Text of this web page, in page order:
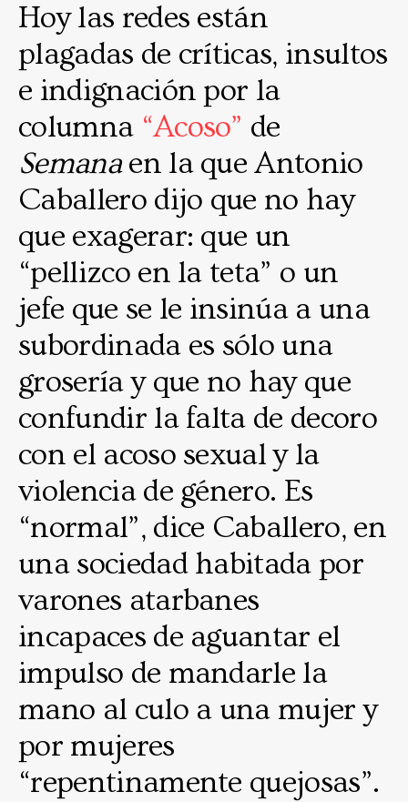
Hoy las redes están
plagadas de críticas, insultos
e indignación por la
columna “Acoso” de
Semanaen la que Antonio
Caballero dijo que no hay
que exagerar: que un
“pellizco en la teta” o un
jefe que se le insinúa a una
subordinada es sólo una
grosería y que no hay que
confundir la falta de decoro
con el acoso sexual y la
violencia de género. Es
“normal”, dice Caballero, en
una sociedad habitada por
varones atarbanes
incapaces de aguantar el
impulso de mandarle la
mano al culo a una mujer y
por mujeres
“repentinamente quejosas”.